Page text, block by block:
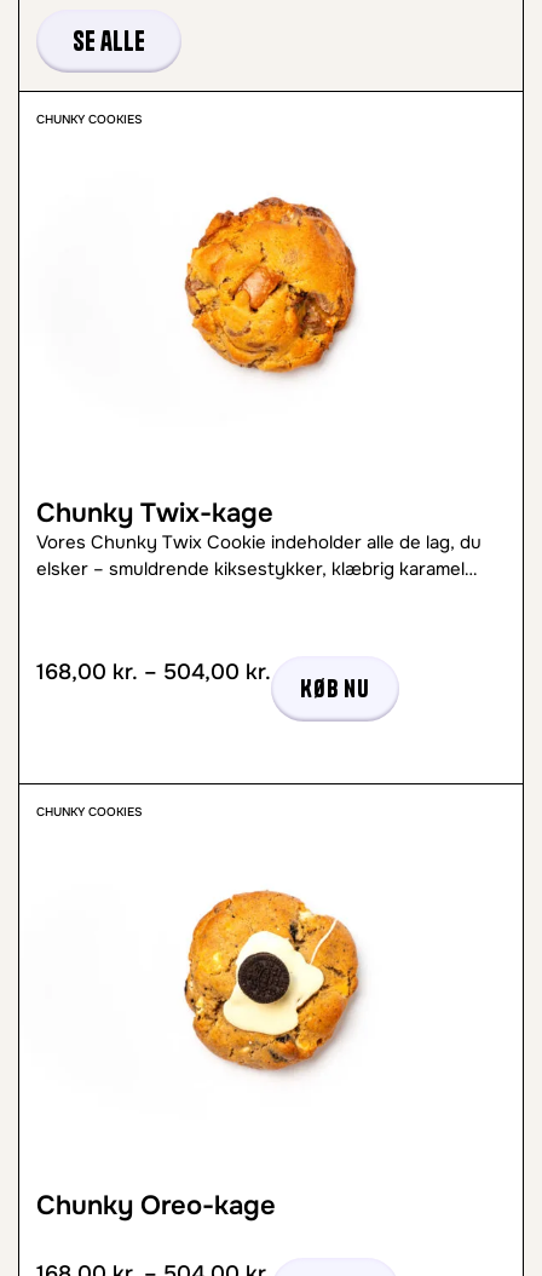
Se alle
CHUNKY COOKIES
Chunky Twix-kage
Vores Chunky Twix Cookie indeholder alle de lag, du
elsker – smuldrende kiksestykker, klæbrig karamel…
168,00 kr. – 504,00 kr.
Køb nu
CHUNKY COOKIES
Chunky Oreo-kage